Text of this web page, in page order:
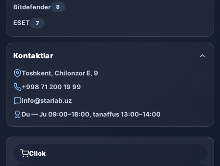
Bitdefender 8
ESET 7
Kontaktlar
Toshkent, Chilonzor E, 9
+998 71 200 19 99
info@starlab.uz
Du — Ju 09:00–18:00, tanaffus 13:00–14:00
Click